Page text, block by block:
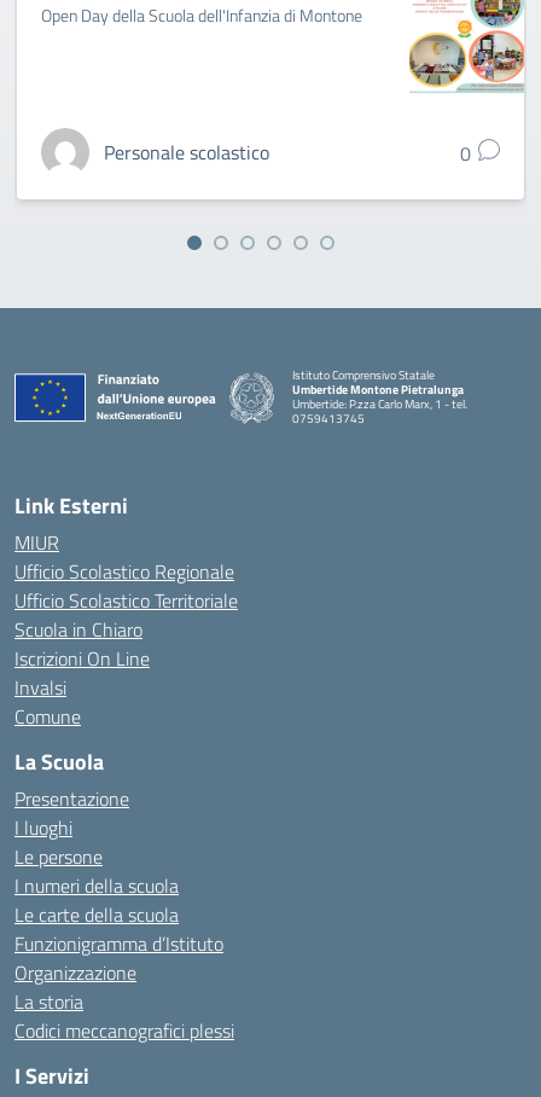
Open Day della Scuola dell'Infanzia di Montone
Personale scolastico 0
Istituto Comprensivo Statale
Umbertide Montone Pietralunga
Umbertide: P.zza Carlo Marx, 1 - tel.
0759413745
Link Esterni
MIUR
Ufficio Scolastico Regionale
Ufficio Scolastico Territoriale
Scuola in Chiaro
Iscrizioni On Line
Invalsi
Comune
La Scuola
Presentazione
I luoghi
Le persone
I numeri della scuola
Le carte della scuola
Funzionigramma d’Istituto
Organizzazione
La storia
Codici meccanografici plessi
I Servizi